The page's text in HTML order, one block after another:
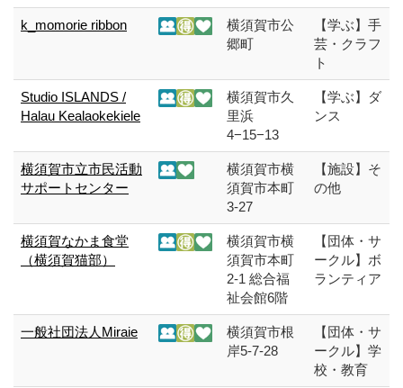
k_momorie ribbon
横須賀市公
郷町
【学ぶ】手
芸・クラフ
ト
Studio ISLANDS /
Halau Kealaokekiele
横須賀市久
里浜
4−15−13
【学ぶ】ダ
ンス
横須賀市立市民活動
サポートセンター
横須賀市横
須賀市本町
3-27
【施設】そ
の他
横須賀なかま食堂
（横須賀猫部）
横須賀市横
須賀市本町
2-1 総合福
祉会館6階
【団体・サ
ークル】ボ
ランティア
一般社団法人Miraie
横須賀市根
岸5-7-28
【団体・サ
ークル】学
校・教育